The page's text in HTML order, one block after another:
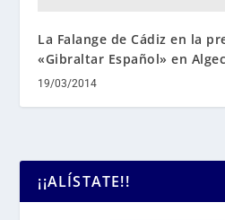
La Falange de Cádiz en la
«Gibraltar Español» en
19/03/2014
¡¡ALÍSTATE!!